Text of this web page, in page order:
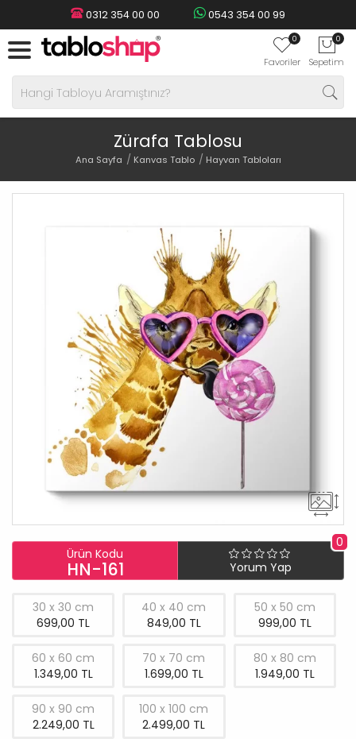
0312 354 00 00 0543 354 00 99
0
Favoriler
0
Sepetim
Zürafa Tablosu
Ana Sayfa Kanvas Tablo Hayvan Tabloları
Ürün Kodu
HN-161
0
Yorum Yap
30 x 30 cm
699,00 TL
40 x 40 cm
849,00 TL
50 x 50 cm
999,00 TL
60 x 60 cm
1.349,00 TL
70 x 70 cm
1.699,00 TL
80 x 80 cm
1.949,00 TL
90 x 90 cm
2.249,00 TL
100 x 100 cm
2.499,00 TL